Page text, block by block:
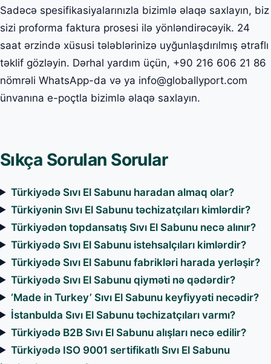
Sadəcə spesifikasiyalarınızla bizimlə əlaqə saxlayın, biz
sizi proforma faktura prosesi ilə yönləndirəcəyik. 24
saat ərzində xüsusi tələblərinizə uyğunlaşdırılmış ətraflı
təklif gözləyin. Dərhal yardım üçün, +90 216 606 21 86
nömrəli WhatsApp-da və ya info@globallyport.com
ünvanına e-poçtla bizimlə əlaqə saxlayın.
Sıkça Sorulan Sorular
Türkiyədə Sıvı El Sabunu haradan almaq olar?
Türkiyənin Sıvı El Sabunu təchizatçıları kimlərdir?
Türkiyədən topdansatış Sıvı El Sabunu necə alınır?
Türkiyədə Sıvı El Sabunu istehsalçıları kimlərdir?
Türkiyədə Sıvı El Sabunu fabrikləri harada yerləşir?
Türkiyədə Sıvı El Sabunu qiyməti nə qədərdir?
‘Made in Turkey’ Sıvı El Sabunu keyfiyyəti necədir?
İstanbulda Sıvı El Sabunu təchizatçıları varmı?
Türkiyədə B2B Sıvı El Sabunu alışları necə edilir?
Türkiyədə ISO 9001 sertifikatlı Sıvı El Sabunu